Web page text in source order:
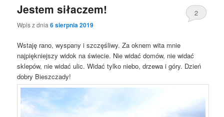
Jestem siłaczem!
Wpis z dnia6 sierpnia 2019
2
Wstaję rano, wyspany i szczęśliwy. Za oknem wita mnie
najpiękniejszy widok na świecie. Nie widać domów, nie widać
sklepów, nie widać ulic. Widać tylko niebo, drzewa i góry. Dzień
dobry Bieszczady!